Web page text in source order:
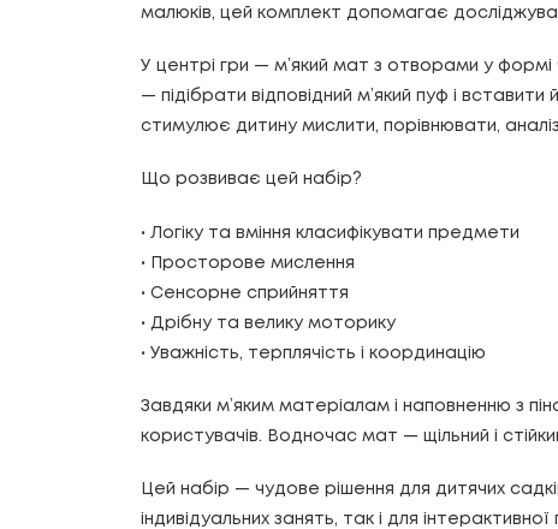
малюків, цей комплект допомагає
У центрі гри — м’який мат з отворами у
— підібрати відповідний м’який пуф і
стимулює дитину мислити, порівнювати,
Що розвиває цей набір?
• Логіку та вміння класифікувати предмети
• Просторове мислення
• Сенсорне сприйняття
• Дрібну та велику моторику
• Уважність, терплячість і координацію
Завдяки м’яким матеріалам і наповненню з
користувачів. Водночас мат — щільний і
Цей набір — чудове рішення для дитячих
індивідуальних занять, так і для інтерактивної